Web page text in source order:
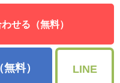
せる（無料）
料） LINE